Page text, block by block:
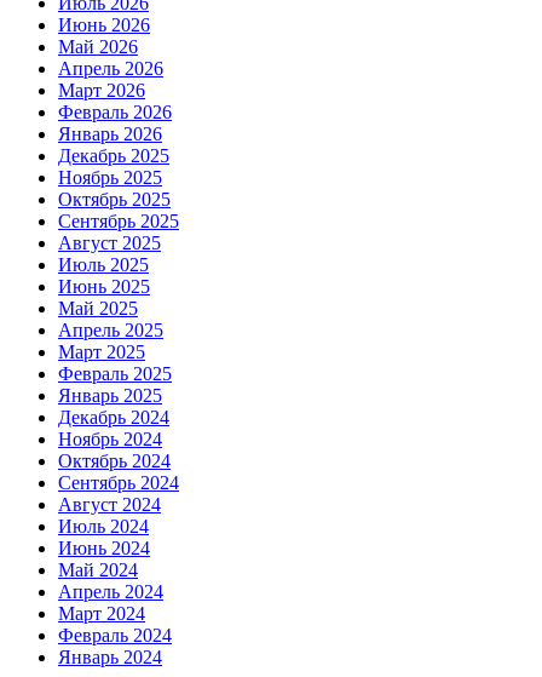
Июнь 2026
Май 2026
Апрель 2026
Март 2026
Февраль 2026
Январь 2026
Декабрь 2025
Ноябрь 2025
Октябрь 2025
Сентябрь 2025
Август 2025
Июль 2025
Июнь 2025
Май 2025
Апрель 2025
Март 2025
Февраль 2025
Январь 2025
Декабрь 2024
Ноябрь 2024
Октябрь 2024
Сентябрь 2024
Август 2024
Июль 2024
Июнь 2024
Май 2024
Апрель 2024
Март 2024
Февраль 2024
Январь 2024